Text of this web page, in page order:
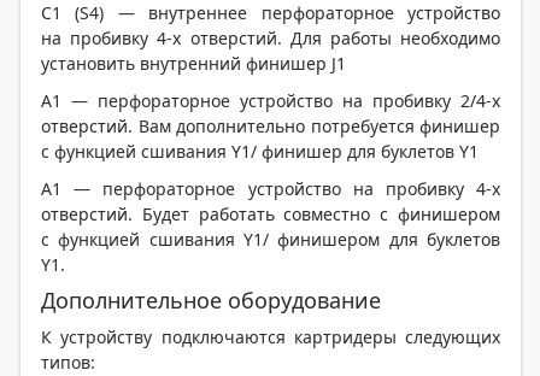
C1 (S4) — внутреннее перфораторное устройство
на пробивку 4-х отверстий. Для работы необходимо
установить внутренний финишер J1
A1 — перфораторное устройство на пробивку 2/4-х
отверстий. Вам дополнительно потребуется финишер
с функцией сшивания Y1/ финишер для буклетов Y1
A1 — перфораторное устройство на пробивку 4-х
отверстий. Будет работать совместно с финишером
с функцией сшивания Y1/ финишером для буклетов
Y1.
Дополнительное оборудование
К устройству подключаются картридеры следующих
типов: